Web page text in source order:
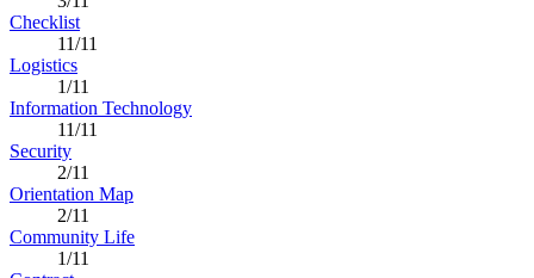
Checklist
11/11
Logistics
1/11
Information Technology
11/11
Security
2/11
Orientation Map
2/11
Community Life
1/11